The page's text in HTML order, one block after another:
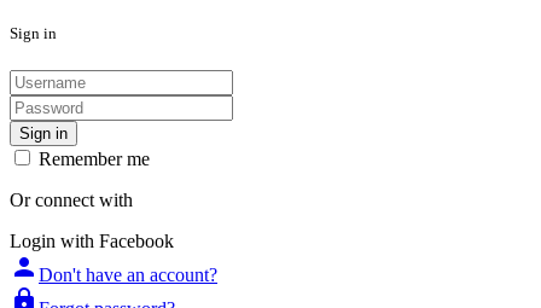
Sign in
Sign in
Remember me
Or connect with
Login with Facebook
person Don't have an account?
lock